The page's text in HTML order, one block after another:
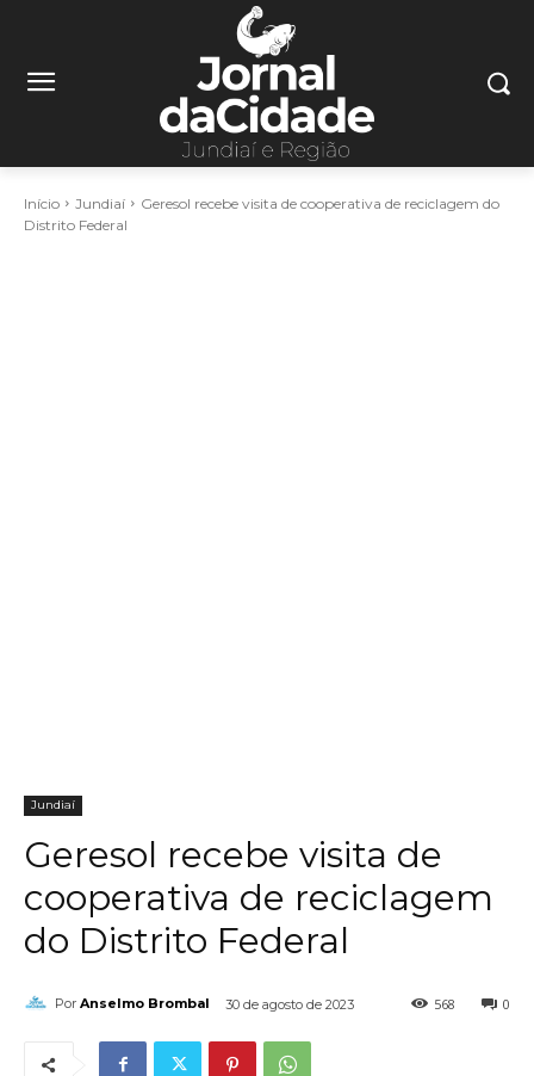
Início Jundiaí
Geresol recebe visita de cooperativa de reciclagem do
Distrito Federal
Jundiaí
Geresol recebe visita de
cooperativa de reciclagem
do Distrito Federal
Por Anselmo Brombal 30 de agosto de 2023 0
568